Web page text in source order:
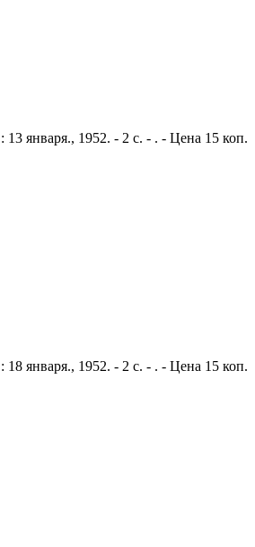
января., 1952. - 2 с. - . - Цена 15 коп.
января., 1952. - 2 с. - . - Цена 15 коп.